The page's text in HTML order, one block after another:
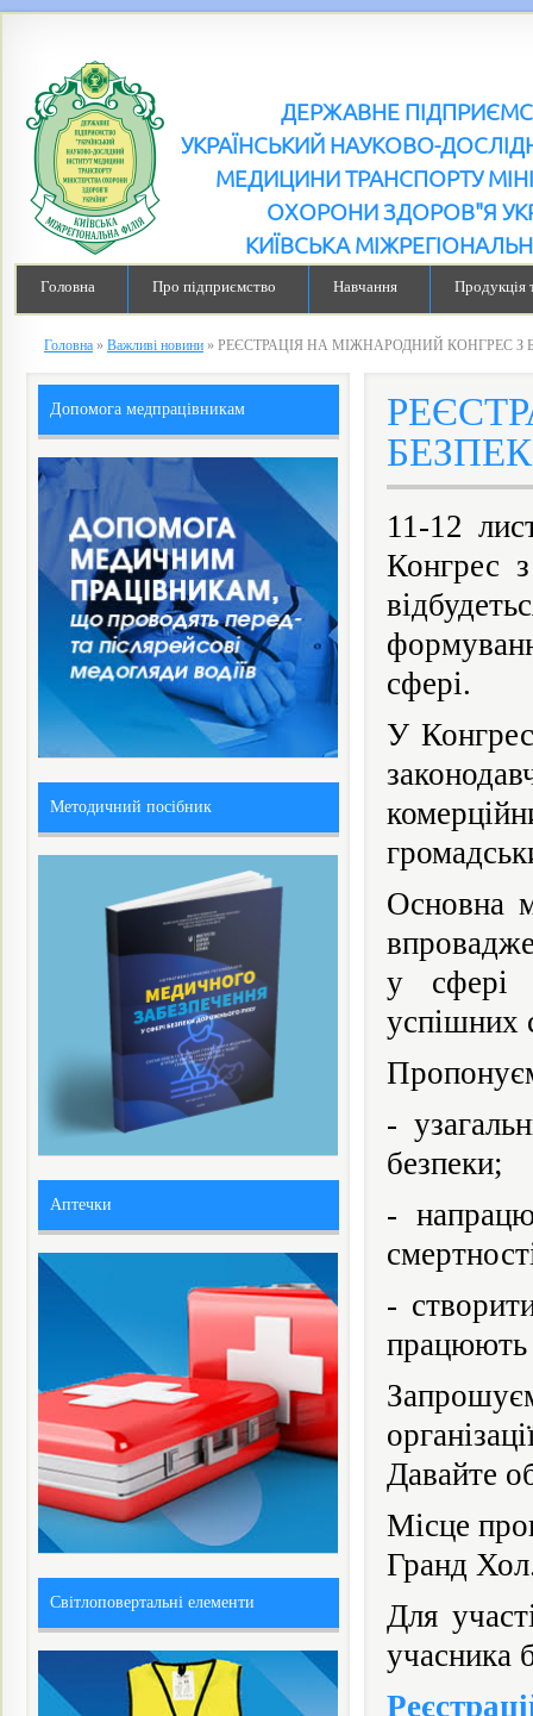
ДЕРЖАВНЕ
УКРАЇНСЬКИЙ НАУКОВО-
МЕДИЦИНИ ТРАНСПОРТУ
ОХОРОНИ ЗДОРОВ"Я
КИЇВСЬКА
Головна Про підприємство Навчання Продукція
Головна » Важливі новини » РЕЄСТРАЦІЯ НА МІЖНАРОДНИЙ КОНГРЕС З
11-12
Конгрес
сфері.
У
Основна
у сфері
успішних
-
безпеки;
-
-
працюють
Давайте
Місце
Гранд
Для
учасника
Допомога медпрацівникам
Методичний посібник
Аптечки
Світлоповертальні елементи